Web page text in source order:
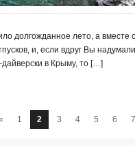
долгожданное лето, а вместе с
и, если вдруг Вы надумали
дайверски в Крыму, то […]
1 2 3 4 5 6 7